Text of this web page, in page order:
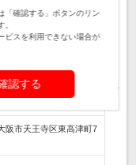
のご家族の福利厚生を
・管理に携わります。
用いた開発経験をお持
で幅広く携わりたい方
市天王寺区東高津町7
「確認する」ボタンのリン
ビスを利用できない場合が
認する